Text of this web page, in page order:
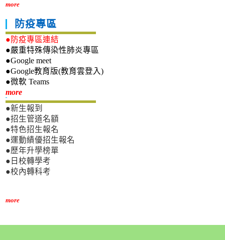
more
防疫專區
●防疫專區連結
●嚴重特殊傳染性肺炎專區
●Google meet
●Google教育版(教育雲登入)
●微軟 Teams
more新生專區
●新生報到
●招生管道名額
●特色招生報名
●運動績優招生報名
●歷年升學榜單
●日校轉學考
●校內轉科考
more